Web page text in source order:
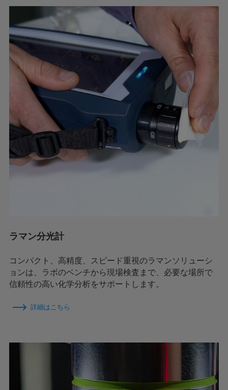
ラマン分光計
コンパクト、高精度、スピード重視のラマンソリューシ
ョンは、ラボのベンチから現場検査まで、必要な場所で
信頼性の高い化学分析をサポートします。
詳細はこちら